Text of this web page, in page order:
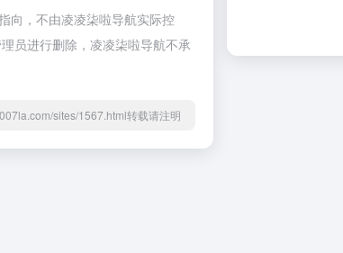
向，不由凌凌柒啦导航实际控
员进行删除，凌凌柒啦导航不承
sites/1567.html转载请注明